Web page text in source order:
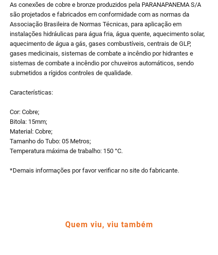
As conexões de cobre e bronze produzidos pela PARANAPANEMA S/A
são projetados e fabricados em conformidade com as normas da
Associação Brasileira de Normas Técnicas, para aplicação em
instalações hidráulicas para água fria, água quente, aquecimento solar,
aquecimento de água a gás, gases combustíveis, centrais de GLP,
gases medicinais, sistemas de combate a incêndio por hidrantes e
sistemas de combate a incêndio por chuveiros automáticos, sendo
submetidos a rígidos controles de qualidade.
Características:
Cor: Cobre;
Bitola: 15mm;
Material: Cobre;
Tamanho do Tubo: 05 Metros;
Temperatura máxima de trabalho: 150 °C.
*Demais informações por favor verificar no site do fabricante.
Quem viu, viu também